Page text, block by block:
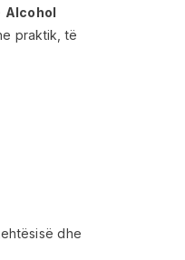
Alcohol
praktik, të
dhe